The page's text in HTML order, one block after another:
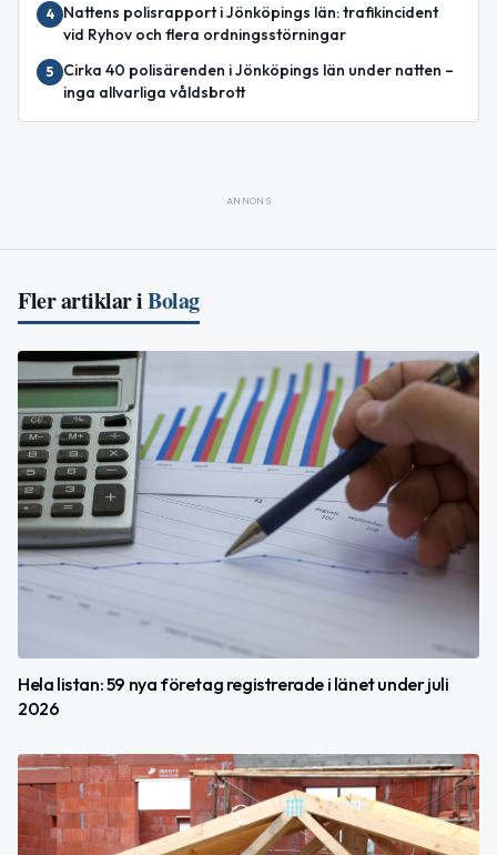
4
Nattens polisrapport i Jönköpings län: trafikincident
vid Ryhov och flera ordningsstörningar
5
Cirka 40 polisärenden i Jönköpings län under natten –
inga allvarliga våldsbrott
ANNONS
Fler artiklar iBolag
Hela listan: 59 nya företag registrerade i länet under juli
2026